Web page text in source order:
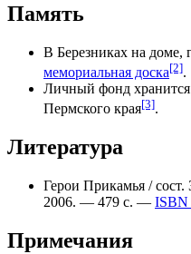
Память
В Березниках на доме,
мемориальная доска[2].
Личный фонд хранится
Пермского края[3].
Литература
Герои Прикамья /
2006. — 479 с. — ISBN
Примечания